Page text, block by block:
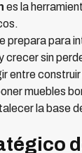
es la
prepara para
crecer sin
entre
muebles
la base